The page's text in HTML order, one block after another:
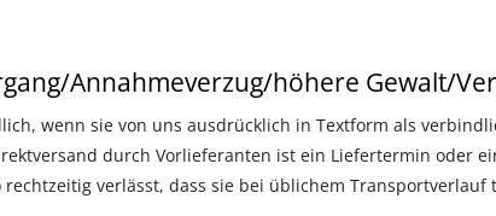
Annahmeverzug/höhere Gewalt/
wenn sie von uns ausdrücklich in Textform als
durch Vorlieferanten ist ein Liefertermin oder
verlässt, dass sie bei üblichem